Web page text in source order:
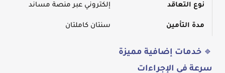
نوع التعاقد إلكتروني عبر منصة مساند
مدة التأمين سنتان كاملتان
🔹 خدمات إضافية مميزة
سرعة في الإجراءات